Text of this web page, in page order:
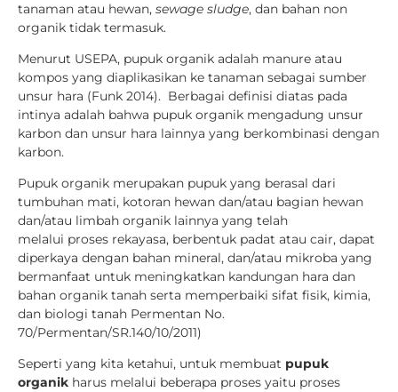
tanaman atau hewan, sewage sludge, dan bahan non
organik tidak termasuk.
Menurut USEPA, pupuk organik adalah manure atau
kompos yang diaplikasikan ke tanaman sebagai sumber
unsur hara (Funk 2014). Berbagai definisi diatas pada
intinya adalah bahwa pupuk organik mengadung unsur
karbon dan unsur hara lainnya yang berkombinasi dengan
karbon.
Pupuk organik merupakan pupuk yang berasal dari
tumbuhan mati, kotoran hewan dan/atau bagian hewan
dan/atau limbah organik lainnya yang telah
melalui proses rekayasa, berbentuk padat atau cair, dapat
diperkaya dengan bahan mineral, dan/atau mikroba yang
bermanfaat untuk meningkatkan kandungan hara dan
bahan organik tanah serta memperbaiki sifat fisik, kimia,
dan biologi tanah Permentan No.
70/Permentan/SR.140/10/2011)
Seperti yang kita ketahui, untuk membuat pupuk
organik harus melalui beberapa proses yaitu proses